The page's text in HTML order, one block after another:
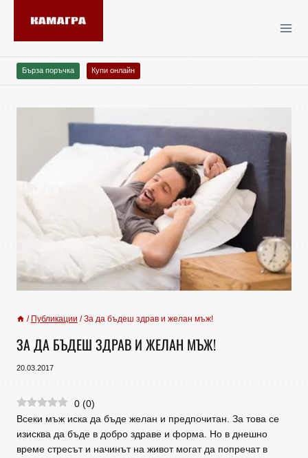
Бърза поръчка Купи онлайн
/ Публикации / За да бъдеш здрав и желан мъж!
ЗА ДА БЪДЕШ ЗДРАВ И ЖЕЛАН МЪЖ!
20.03.2017
0 (0)
Всеки мъж иска да бъде желан и предпочитан. За това се
изисква да бъде в добро здраве и форма. Но в днешно
време стресът и начинът на живот могат да попречат в